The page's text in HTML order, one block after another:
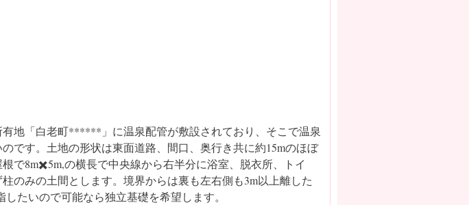
地「白老町******」に温泉配管が敷設されており、そこで温泉
です。土地の形状は東面道路、間口、奥行き共に約15mのほぼ
で8m✖️5m,の横長で中央線から右半分に浴室、脱衣所、トイ
のみの土間とします。境界からは裏も左右側も3m以上離した
たいので可能なら独立基礎を希望します。